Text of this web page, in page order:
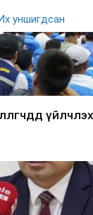
уншигдсан
үйлчлэх